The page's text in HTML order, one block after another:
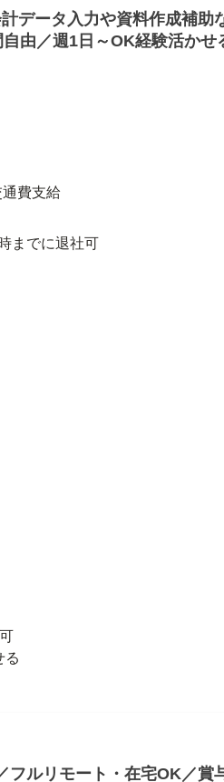
データ入力や資料作成補助
由／週1日～OK経験活かせ
費支給
までに退社可
る
フルリモート・在宅OK／賞